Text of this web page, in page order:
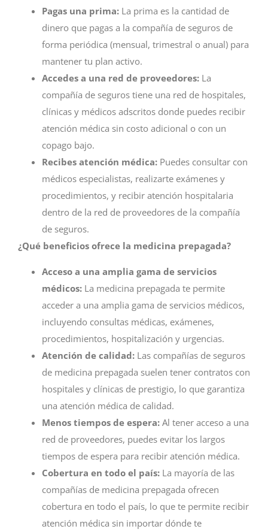
Pagas una prima: La prima es la cantidad de
dinero que pagas a la compañía de seguros de
forma periódica (mensual, trimestral o anual) para
mantener tu plan activo.
Accedes a una red de proveedores: La
compañía de seguros tiene una red de hospitales,
clínicas y médicos adscritos donde puedes recibir
atención médica sin costo adicional o con un
copago bajo.
Recibes atención médica: Puedes consultar con
médicos especialistas, realizarte exámenes y
procedimientos, y recibir atención hospitalaria
dentro de la red de proveedores de la compañía
de seguros.
¿Qué beneficios ofrece la medicina prepagada?
Acceso a una amplia gama de servicios
médicos: La medicina prepagada te permite
acceder a una amplia gama de servicios médicos,
incluyendo consultas médicas, exámenes,
procedimientos, hospitalización y urgencias.
Atención de calidad: Las compañías de seguros
de medicina prepagada suelen tener contratos con
hospitales y clínicas de prestigio, lo que garantiza
una atención médica de calidad.
Menos tiempos de espera: Al tener acceso a una
red de proveedores, puedes evitar los largos
tiempos de espera para recibir atención médica.
Cobertura en todo el país: La mayoría de las
compañías de medicina prepagada ofrecen
cobertura en todo el país, lo que te permite recibir
atención médica sin importar dónde te